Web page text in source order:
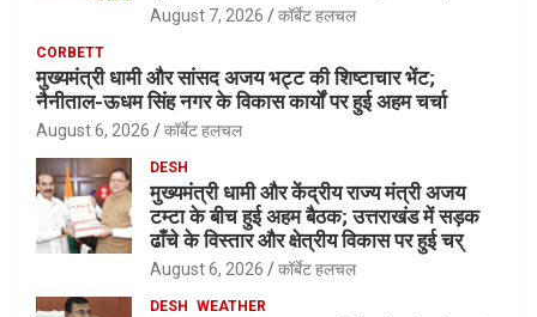
August 7, 2026 कॉर्बेट हलचल
CORBETT
मुख्यमंत्री धामी और सांसद अजय भट्ट की शिष्टाचार भेंट;
नैनीताल-ऊधम सिंह नगर के विकास कार्यों पर हुई अहम चर्चा
August 6, 2026 कॉर्बेट हलचल
DESH
मुख्यमंत्री धामी और केंद्रीय राज्य मंत्री अजय
टम्टा के बीच हुई अहम बैठक; उत्तराखंड में सड़क
ढाँचे के विस्तार और क्षेत्रीय विकास पर हुई चर्
August 6, 2026 कॉर्बेट हलचल
DESH WEATHER